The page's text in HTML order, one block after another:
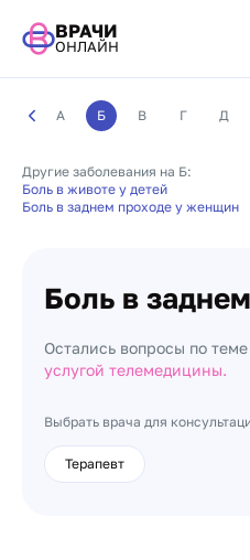
ВРАЧИ
ОНЛАЙН
А Б В Г Д
Другие заболевания на Б:
Боль в животе у детей
Боль в заднем проходе у женщин
Боль в
Остались вопросы по
услугой телемедицины.
Выбрать врача для
Терапевт